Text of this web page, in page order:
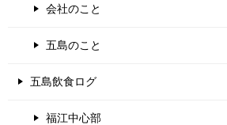
会社のこと
五島のこと
五島飲食ログ
福江中心部